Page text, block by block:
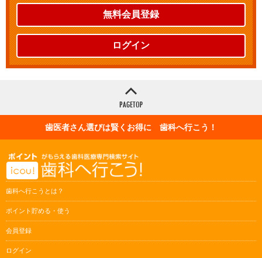
無料会員登録
ログイン
歯医者さん選びは賢くお得に 歯科へ行こう！
歯科へ行こうとは？
ポイント貯める・使う
会員登録
ログイン